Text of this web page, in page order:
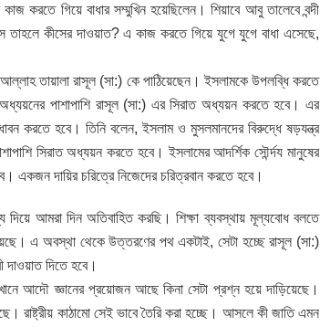
করতে গিয়ে বাধার সম্মুখিন হয়েছিলেন। শিয়াবে আবু তালেবে বন্দী
তাহলে কীসের দাওয়াত? এ কাজ করতে গিয়ে যুগে যুগে বাধা এসেছে,
তায়ালা রাসূল (সা:) কে পাঠিয়েছেন। ইসলামকে উপলব্ধি করতে
পাশাপাশি রাসূল (সা:) এর সিরাত অধ্যয়ন করতে হবে। এর
করতে হবে। তিনি বলেন, ইসলাম ও মুসলমানদের বিরুদ্ধে ষড়যন্ত্র
সিরাত অধ্যয়ন করতে হবে। ইসলামের আদর্শিক সৌর্ন্দয মানুষের
একজন দায়ির চরিত্রে নিজেদের চরিত্রবান করতে হবে।
আমরা দিন অতিবাহিত করছি। শিক্ষা ব্যবস্থায় মূল্যবোধ বলতে
এ অবস্থা থেকে উত্তরণের পথ একটাই, সেটা হচ্ছে রাসূল (সা:)
দিতে হবে।
আদৌ জ্ঞানের প্রয়োজন আছে কিনা সেটা প্রশ্ন হয়ে দাড়িয়েছে।
রাষ্ট্রীয় কাঠামো সেই ভাবে তৈরি করা হচ্ছে। আসলে কী জাতি এমন